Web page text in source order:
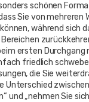
schönen
Sie von mehreren
während sich
ersten Durchgang
friedlich
die Sie
Unterschied
und „nehmen Sie